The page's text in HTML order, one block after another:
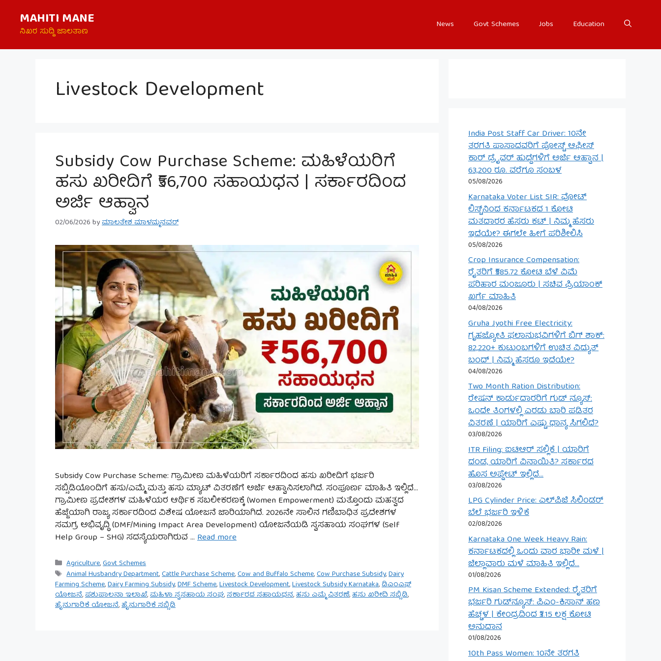
content
MAHITI MANE
ನಿಖರ ಸುದ್ದಿ ಜಾಲತಾಣ
News Govt Schemes Jobs Education
Livestock Development
Subsidy Cow Purchase Scheme: ಮಹಿಳೆಯರಿಗೆ
ಹಸು ಖರೀದಿಗೆ ₹56,700 ಸಹಾಯಧನ | ಸರ್ಕಾರದಿಂದ
ಅರ್ಜಿ ಆಹ್ವಾನ
02/06/2026byಮಾಲತೇಶ ಮಾಳಮ್ಮನವರ್
Subsidy Cow Purchase Scheme: ಗ್ರಾಮೀಣ ಮಹಿಳೆಯರಿಗೆ ಸರ್ಕಾರದಿಂದ ಹಸು ಖರೀದಿಗೆ ಭರ್ಜರಿ
ಸಬ್ಸಿಡಿಯೊಂದಿಗೆ ಹಸು/ಎಮ್ಮೆ ಮತ್ತು ಹಸು ಮ್ಯಾಟ್ ವಿತರಣೆಗೆ ಅರ್ಜಿ ಆಹ್ವಾನಿಸಲಾಗಿದೆ. ಸಂಪೂರ್ಣ ಮಾಹಿತಿ ಇಲ್ಲಿದೆ…
ಗ್ರಾಮೀಣ ಪ್ರದೇಶಗಳ ಮಹಿಳೆಯರ ಆರ್ಥಿಕ ಸಬಲೀಕರಣಕ್ಕೆ (Women Empowerment) ಮತ್ತೊಂದು ಮಹತ್ವದ
ಹೆಜ್ಜೆಯಾಗಿ ರಾಜ್ಯ ಸರ್ಕಾರದಿಂದ ವಿಶೇಷ ಯೋಜನೆ ಜಾರಿಯಾಗಿದೆ. 2026ನೇ ಸಾಲಿನ ಗಣಿಬಾಧಿತ ಪ್ರದೇಶಗಳ
ಸಮಗ್ರ ಅಭಿವೃದ್ಧಿ (DMF/Mining Impact Area Development) ಯೋಜನೆಯಡಿ ಸ್ವಸಹಾಯ ಸಂಘಗಳ (Self
Help Group – SHG) ಸದಸ್ಯೆಯರಾಗಿರುವ … Read more
Categories
Agriculture,Govt Schemes
Tags
Animal Husbandry Department,Cattle Purchase Scheme,Cow and Buffalo Scheme,Cow Purchase Subsidy,Dairy
Farming Scheme,Dairy Farming Subsidy,DMF Scheme,Livestock Development,Livestock Subsidy Karnataka,ಡಿಎಂಎಫ್
ಯೋಜನೆ,ಪಶುಪಾಲನಾ ಇಲಾಖೆ,ಮಹಿಳಾ ಸ್ವಸಹಾಯ ಸಂಘ,ಸರ್ಕಾರದ ಸಹಾಯಧನ,ಹಸು ಎಮ್ಮೆ ವಿತರಣೆ,ಹಸು ಖರೀದಿ ಸಬ್ಸಿಡಿ,
ಹೈನುಗಾರಿಕೆ ಯೋಜನೆ,ಹೈನುಗಾರಿಕೆ ಸಬ್ಸಿಡಿ
India Post Staff Car Driver: 10ನೇ
ತರಗತಿ ಪಾಸಾದವರಿಗೆ ಪೋಸ್ಟ್ ಆಫೀಸ್
ಕಾರ್ ಡ್ರೈವರ್ ಹುದ್ದೆಗಳಿಗೆ ಅರ್ಜಿ ಆಹ್ವಾನ |
63,200 ರೂ. ವರೆಗೂ ಸಂಬಳ
05/08/2026
Karnataka Voter List SIR: ವೋಟ್
ಲಿಸ್ಟ್‌ನಿಂದ ಕರ್ನಾಟಕದ 1 ಕೋಟಿ
ಮತದಾರರ ಹೆಸರು ಕಟ್ | ನಿಮ್ಮ ಹೆಸರು
ಇದೆಯೇ? ಈಗಲೇ ಹೀಗೆ ಪರಿಶೀಲಿಸಿ
05/08/2026
Crop Insurance Compensation:
ರೈತರಿಗೆ ₹585.72 ಕೋಟಿ ಬೆಳೆ ವಿಮೆ
ಪರಿಹಾರ ಮಂಜೂರು | ಸಚಿವ ಪ್ರಿಯಾಂಕ್
ಖರ್ಗೆ ಮಾಹಿತಿ
04/08/2026
Gruha Jyothi Free Electricity:
ಗೃಹಜ್ಯೋತಿ ಫಲಾನುಭವಿಗಳಿಗೆ ಬಿಗ್ ಶಾಕ್:
82,220+ ಕುಟುಂಬಗಳಿಗೆ ಉಚಿತ ವಿದ್ಯುತ್
ಬಂದ್ | ನಿಮ್ಮ ಹೆಸರೂ ಇದೆಯೇ?
04/08/2026
Two Month Ration Distribution:
ರೇಷನ್ ಕಾರ್ಡುದಾರರಿಗೆ ಗುಡ್ ನ್ಯೂಸ್:
ಒಂದೇ ತಿಂಗಳಲ್ಲಿ ಎರಡು ಬಾರಿ ಪಡಿತರ
ವಿತರಣೆ | ಯಾರಿಗೆ ಎಷ್ಟು ಧಾನ್ಯ ಸಿಗಲಿದೆ?
03/08/2026
ITR Filing: ಐಟಿಆರ್ ಸಲ್ಲಿಕೆ | ಯಾರಿಗೆ
ದಂಡ, ಯಾರಿಗೆ ವಿನಾಯಿತಿ? ಸರ್ಕಾರದ
ಹೊಸ ಅಪ್ಡೇಟ್ ಇಲ್ಲಿದೆ…
03/08/2026
LPG Cylinder Price: ಎಲ್‌ಪಿಜಿ ಸಿಲಿಂಡರ್
ಬೆಲೆ ಭರ್ಜರಿ ಇಳಿಕೆ
02/08/2026
Karnataka One Week Heavy Rain:
ಕರ್ನಾಟಕದಲ್ಲಿ ಒಂದು ವಾರ ಭಾರೀ ಮಳೆ |
ಜಿಲ್ಲಾವಾರು ಮಳೆ ಮಾಹಿತಿ ಇಲ್ಲಿದೆ…
01/08/2026
PM Kisan Scheme Extended: ರೈತರಿಗೆ
ಭರ್ಜರಿ ಗುಡ್‌ನ್ಯೂಸ್: ಪಿಎಂ-ಕಿಸಾನ್ ಹಣ
ಹೆಚ್ಚಳ | ಕೇಂದ್ರದಿಂದ ₹3.15 ಲಕ್ಷ ಕೋಟಿ
ಅನುದಾನ
01/08/2026
10th Pass Women: 10ನೇ ತರಗತಿ